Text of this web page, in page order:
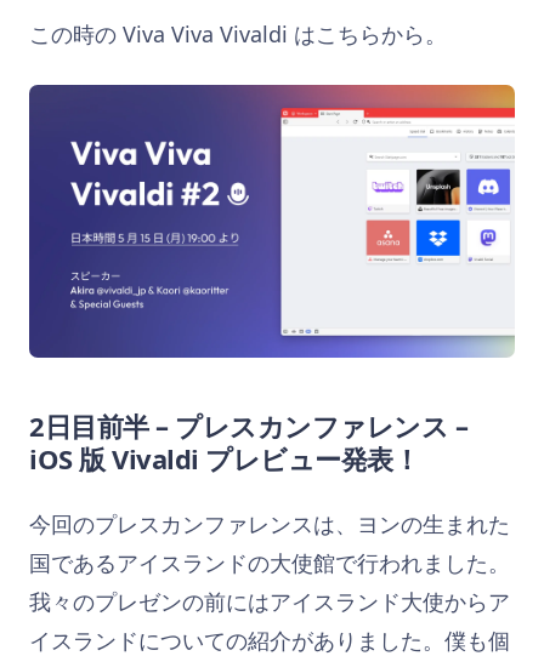
この時の Viva Viva Vivaldi はこちらから。
2日目前半 – プレスカンファレンス –
iOS 版 Vivaldi プレビュー発表！
今回のプレスカンファレンスは、ヨンの生まれた
国であるアイスランドの大使館で行われました。
我々のプレゼンの前にはアイスランド大使からア
イスランドについての紹介がありました。僕も個